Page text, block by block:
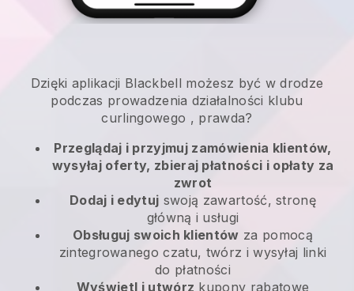
Dzięki aplikacji Blackbell możesz być w drodze
podczas prowadzenia działalności klubu
curlingowego , prawda?
Przeglądaj i przyjmuj zamówienia klientów,
wysyłaj oferty, zbieraj płatności i opłaty za
zwrot
Dodaj i edytuj swoją zawartość, stronę
główną i usługi
Obsługuj swoich klientów za pomocą
zintegrowanego czatu, twórz i wysyłaj linki
do płatności
Wyświetl i utwórz kupony rabatowe